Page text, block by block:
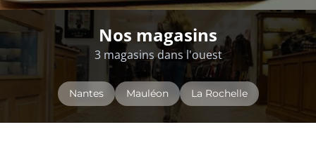
Nos magasins
3 magasins dans l'ouest
Nantes Mauléon La Rochelle